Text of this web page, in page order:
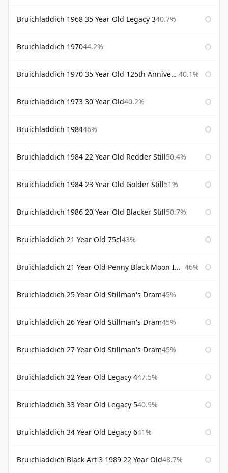
Bruichladdich 1968 35 Year Old Legacy 340.7%
Bruichladdich 197044.2%
Bruichladdich 1970 35 Year Old 125th Anniversary 40.1%
Bruichladdich 1973 30 Year Old40.2%
Bruichladdich 198446%
Bruichladdich 1984 22 Year Old Redder Still50.4%
Bruichladdich 1984 23 Year Old Golder Still51%
Bruichladdich 1986 20 Year Old Blacker Still50.7%
Bruichladdich 21 Year Old 75cl43%
Bruichladdich 21 Year Old Penny Black Moon Import 46%
Bruichladdich 25 Year Old Stillman's Dram45%
Bruichladdich 26 Year Old Stillman's Dram45%
Bruichladdich 27 Year Old Stillman's Dram45%
Bruichladdich 32 Year Old Legacy 447.5%
Bruichladdich 33 Year Old Legacy 540.9%
Bruichladdich 34 Year Old Legacy 641%
Bruichladdich Black Art 3 1989 22 Year Old48.7%